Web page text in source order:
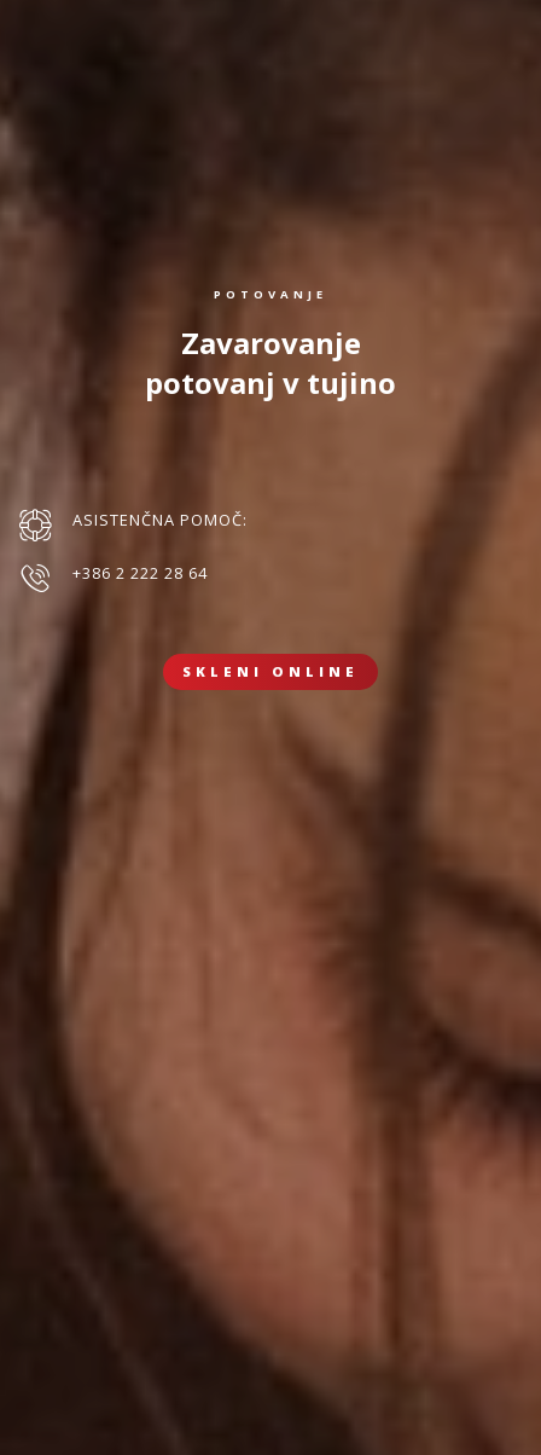
POTOVANJE
Zavarovanje
potovanj v tujino
ASISTENČNA POMOČ:
+386 2 222 28 64
SKLENI ONLINE